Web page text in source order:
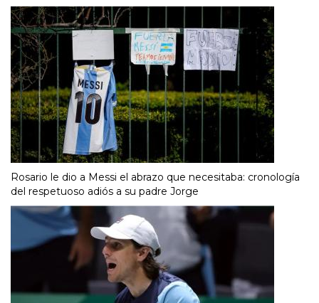
Rosario le dio a Messi el abrazo que necesitaba: cronología
del respetuoso adiós a su padre Jorge